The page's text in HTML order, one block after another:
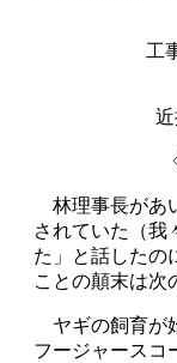
工
林理事長があ
されていた（我
た」と話したの
ことの顛末は次
ヤギの飼育が
フージャースコ